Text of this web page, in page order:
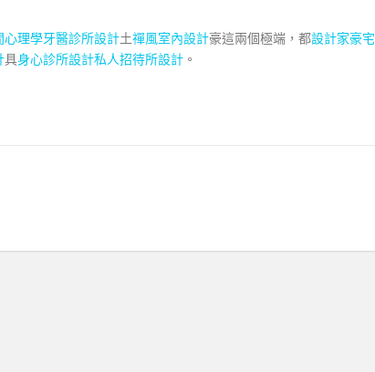
心理學牙醫診所設計土禪風室內設計豪這兩個極端，都設計家豪宅
具身心診所設計私人招待所設計 。